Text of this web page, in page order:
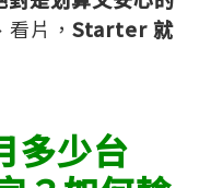
片， Starter 就
多少台